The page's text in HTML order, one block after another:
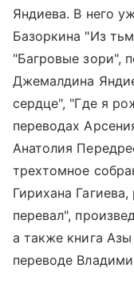
Яндиева. В него
Базоркина "Из
"Багровые зори",
Джемалдина
сердце", "Где я
переводах
Анатолия
трехтомное
Гирихана
перевал",
а также книга
переводе